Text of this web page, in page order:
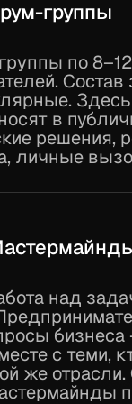
03/
часов, с разбором
02/
и реальные
продажи»
делятся тем,
05/
разобраться,
нужные